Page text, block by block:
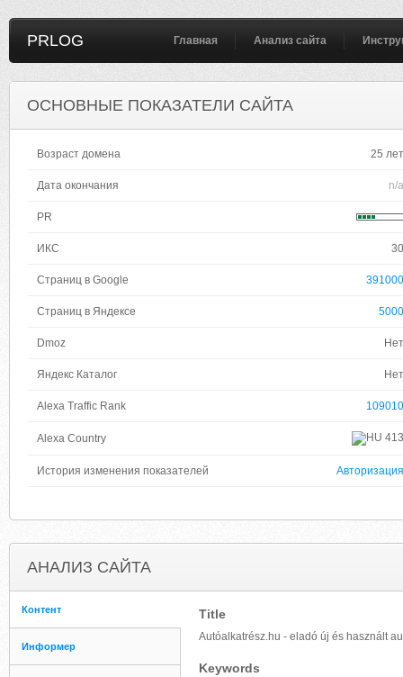
PRLOG Главная Анализ сайта
ОСНОВНЫЕ ПОКАЗАТЕЛИ САЙТА
Возраст домена 25 лет
Дата окончания n/a
PR
ИКС 30
Страниц в Google 391000
Страниц в Яндексе 5000
Dmoz Нет
Яндекс Каталог Нет
Alexa Traffic Rank 109010
Alexa Country 413
История изменения показателей Авторизация
АНАЛИЗ САЙТА
Контент
Информер
Title
Autóalkatrész.hu - eladó új és használt
Keywords